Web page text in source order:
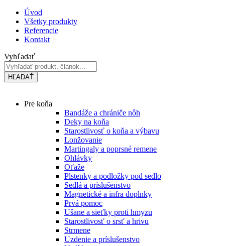
Preskočiť
obsah
Úvod
Všetky produkty
Referencie
Kontakt
Vyhľadať
HĽADAŤ
Main
Pre koňa
Bandáže a chrániče nôh
Deky na koňa
Starostlivosť o koňa a výbavu
Lonžovanie
Martingaly a poprsné remene
Ohlávky
Oťaže
Plstenky a podložky pod sedlo
Sedlá a príslušenstvo
Magnetické a infra doplnky
Prvá pomoc
Ušane a sieťky proti hmyzu
Starostlivosť o srsť a hrivu
Strmene
Uzdenie a príslušenstvo